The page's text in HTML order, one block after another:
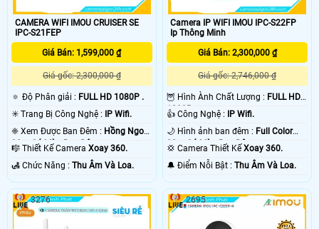
CAMERA WIFI IMOU CRUISER SE
IPC-S21FEP
Giá Bán: 1,599,000 ₫
Giá gốc: 2,300,000 ₫
🔅 Độ Phân giải : FULL HD 1080P .
✳️ Trang Bị Công Nghệ :
IP Wifi.
❈ Xem Được Ban Đêm : Hồng Ngoại
30m Có Màu Ban Ðêm.
🎼️ Thiết Kế Camera Xoay 360.
️🛃 Chức Năng : Thu Âm Và Loa.
Camera IP WIFI IMOU IPC-S22FP
Ip Thông Minh
Giá Bán: 2,300,000 ₫
Giá gốc: 2,746,000 ₫
🦉 Hình Ành Chất Lượng : FULL HD
1080P .
👍 Công Nghệ :
IP Wifi.
🌙 Hình ảnh ban đêm : Full Color
30m Có Màu Ban Ðêm.
💢 Camera Thiết KếXoay 360.
️🔔 Điểm Nỗi Bật :Thu Âm Và Loa.
3276 2695